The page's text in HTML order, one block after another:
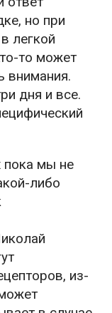
но при
легкой
то может
внимания.
дня и все.
пока мы не
либо
из-